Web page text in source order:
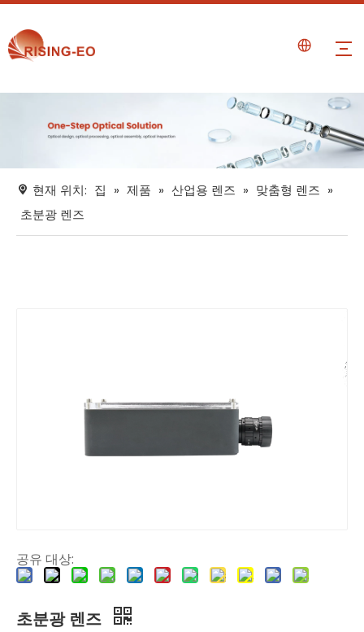
현재 위치: 집 » 제품 » 산업용 렌즈 » 맞춤형 렌즈 »
초분광 렌즈
공유 대상:
초분광 렌즈